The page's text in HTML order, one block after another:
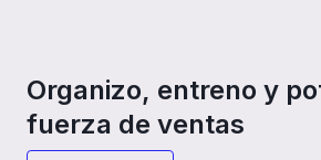
Organizo, entreno y
fuerza de ventas